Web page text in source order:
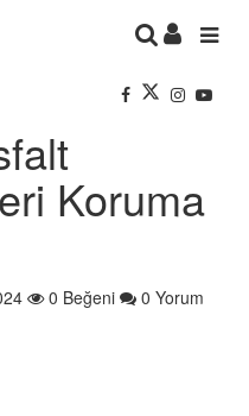
Koruma
0 Beğeni 0 Yorum